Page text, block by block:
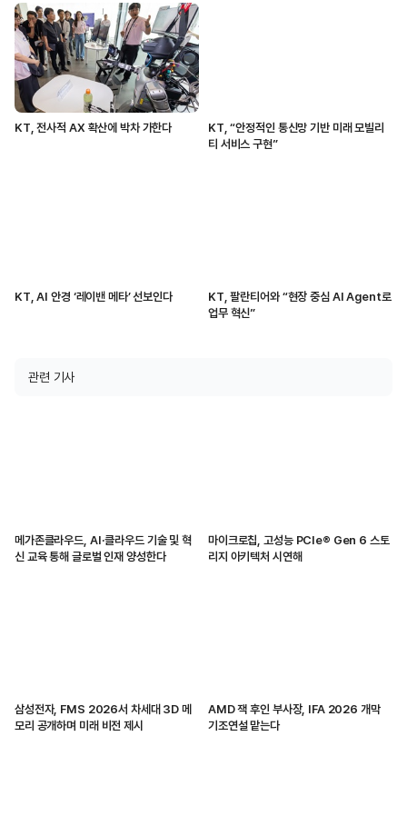
KT, 전사적 AX 확산에 박차 가한다
KT, “안정적인 통신망 기반 미래 모빌리
티 서비스 구현”
KT, AI 안경 ‘레이밴 메타’ 선보인다
KT, 팔란티어와 “현장 중심 AI Agent로
업무 혁신”
관련 기사
메가존클라우드, AI·클라우드 기술 및 혁
신 교육 통해 글로벌 인재 양성한다
마이크로칩, 고성능 PCIe® Gen 6 스토
리지 아키텍처 시연해
삼성전자, FMS 2026서 차세대 3D 메
모리 공개하며 미래 비전 제시
AMD 잭 후인 부사장, IFA 2026 개막
기조연설 맡는다